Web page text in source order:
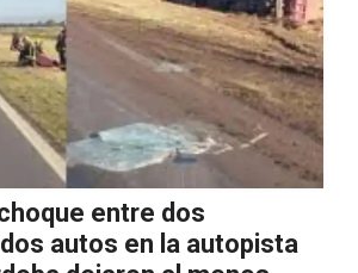
entre dos
autos en la autopista